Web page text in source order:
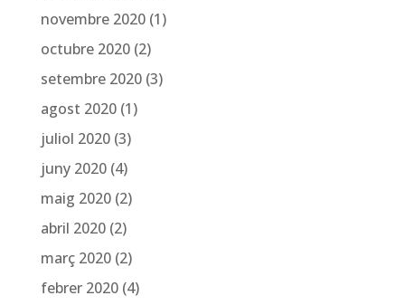
novembre 2020(1)
octubre 2020(2)
setembre 2020(3)
agost 2020(1)
juliol 2020(3)
juny 2020(4)
maig 2020(2)
abril 2020(2)
març 2020(2)
febrer 2020(4)